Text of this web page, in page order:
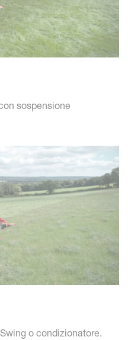
sospensione
o condizionatore.